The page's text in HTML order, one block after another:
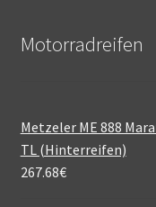
Motorradreifen
Metzeler ME 888
TL (Hinterreifen)
267.68€